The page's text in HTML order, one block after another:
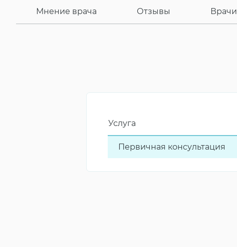
Мнение врача Отзывы Врачи
Услуга
Первичная консультация